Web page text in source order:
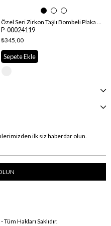
Özel Seri Zirkon Taşlı Bombeli Plaka Ayarlanabilir Yüzük
P-00024119
₺345,00
Sepete Ekle
ilk siz haberdar olun.
Hakları Saklıdır.